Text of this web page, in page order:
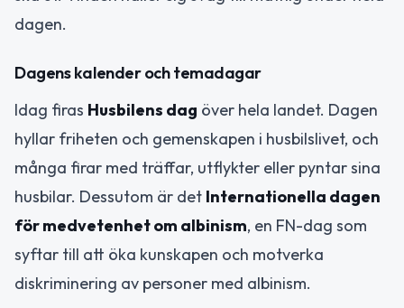
dagen.
Dagens kalender och temadagar
Idag firas Husbilens dag över hela landet. Dagen
hyllar friheten och gemenskapen i husbilslivet, och
många firar med träffar, utflykter eller pyntar sina
husbilar. Dessutom är det Internationella dagen
för medvetenhet om albinism, en FN-dag som
syftar till att öka kunskapen och motverka
diskriminering av personer med albinism.